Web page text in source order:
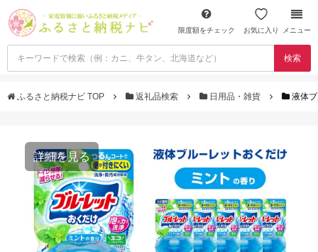
限度額をチェック お気に入り メニュー
検索
ふるさと納税ナビ TOP 返礼品検索 日用品・雑貨 液体
詳細を見る